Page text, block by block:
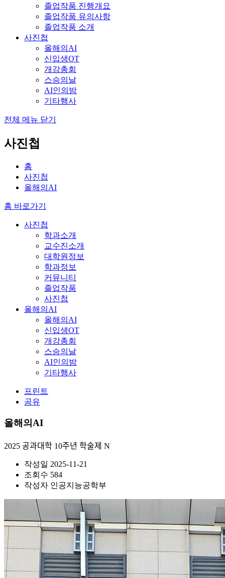
졸업작품 진행개요
졸업작품 유의사항
졸업작품 소개
사진첩
올해의AI
신입생OT
개강총회
스승의날
AI인의밤
기타행사
전체 메뉴 닫기
사진첩
홈
사진첩
올해의AI
홈 바로가기
사진첩
학과소개
교수진소개
대학원정보
학과정보
커뮤니티
졸업작품
사진첩
올해의AI
올해의AI
신입생OT
개강총회
스승의날
AI인의밤
기타행사
프린트
공유
올해의AI
2025 공과대학 10주년 학술제 N
작성일 2025-11-21
조회수 584
작성자 인공지능공학부